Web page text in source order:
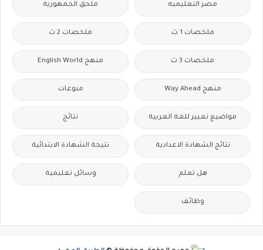
مصر التعليميه ملحق الجمهورية
ملخصات 1 ث ملخصات 2 ث
ملخصات 3 ث منهج English World
منهج Way Ahead منوعات
مواضيع تعبير للغة العربية نتائج
نتائج الشهادة الاعدادية نتيجة الشهادة الابتدائية
هل تعلم وسائل تعليمية
وظائف